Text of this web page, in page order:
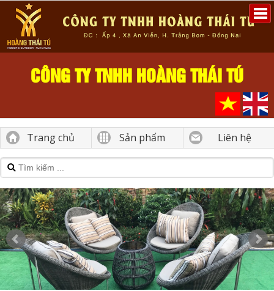
CÔNG TY TNHH HOÀNG THÁI TÚ
Trang chủ Sản phẩm Liên hệ